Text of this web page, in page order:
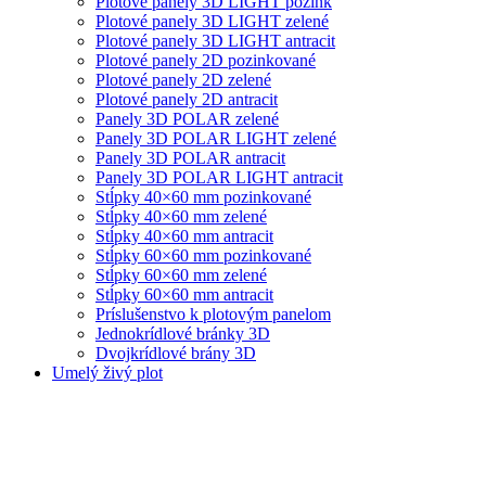
Plotové panely 3D LIGHT zelené
Plotové panely 3D LIGHT antracit
Plotové panely 2D pozinkované
Plotové panely 2D zelené
Plotové panely 2D antracit
Panely 3D POLAR zelené
Panely 3D POLAR LIGHT zelené
Panely 3D POLAR antracit
Panely 3D POLAR LIGHT antracit
Stĺpky 40×60 mm pozinkované
Stĺpky 40×60 mm zelené
Stĺpky 40×60 mm antracit
Stĺpky 60×60 mm pozinkované
Stĺpky 60×60 mm zelené
Stĺpky 60×60 mm antracit
Príslušenstvo k plotovým panelom
Jednokrídlové bránky 3D
Dvojkrídlové brány 3D
Umelý živý plot